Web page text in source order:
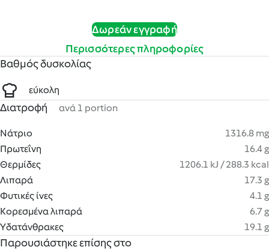
Δωρεάν εγγραφή
Περισσότερες πληροφορίες
Βαθμός δυσκολίας
εύκολη
Διατροφή ανά 1 portion
Νάτριο
1316.8 mg
Πρωτεΐνη
16.4 g
Θερμίδες
1206.1 kJ / 288.3 kcal
Λιπαρά
17.3 g
Φυτικές ίνες
4.1 g
Κορεσμένα λιπαρά
6.7 g
Υδατάνθρακες
19.1 g
Παρουσιάστηκε επίσης στο